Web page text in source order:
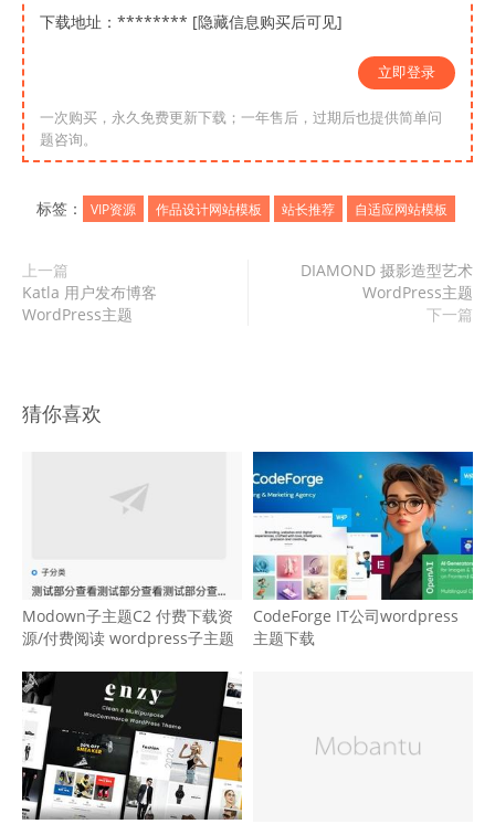
下载地址：******** [隐藏信息购买后可见]
立即登录
一次购买，永久免费更新下载；一年售后，过期后也提供简单问
题咨询。
标签： VIP资源 作品设计网站模板 站长推荐 自适应网站模板
上一篇
Katla 用户发布博客
WordPress主题
DIAMOND 摄影造型艺术
WordPress主题
下一篇
猜你喜欢
Modown子主题C2 付费下载资
源/付费阅读 wordpress子主题
CodeForge IT公司wordpress
主题下载